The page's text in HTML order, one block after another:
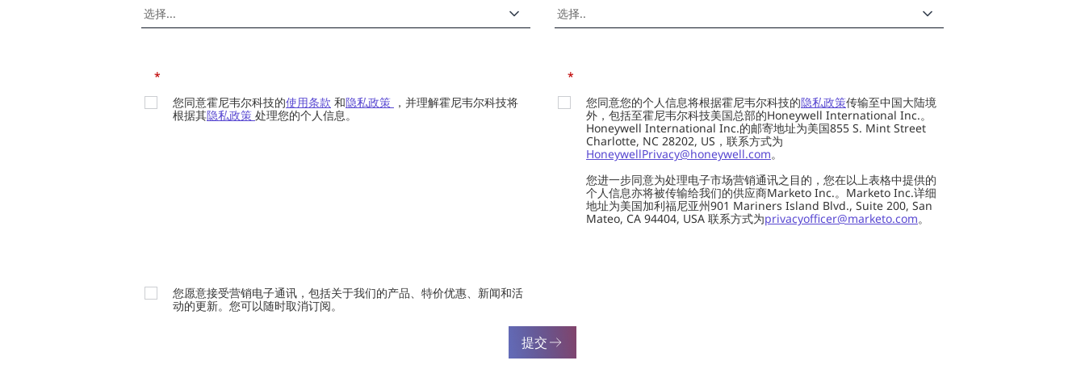
*
您同意霍尼韦尔科技的使用条款 和隐私政策 ，并理解霍尼韦尔科技将
根据其隐私政策 处理您的个人信息。
*
您同意您的个人信息将根据霍尼韦尔科技的隐私政策传输至中国大陆境
外，包括至霍尼韦尔科技美国总部的Honeywell International Inc.。
Honeywell International Inc.的邮寄地址为美国855 S. Mint Street
Charlotte, NC 28202, US，联系方式为
HoneywellPrivacy@honeywell.com。
您进一步同意为处理电子市场营销通讯之目的，您在以上表格中提供的
个人信息亦将被传输给我们的供应商Marketo Inc.。Marketo Inc.详细
地址为美国加利福尼亚州901 Mariners Island Blvd., Suite 200, San
Mateo, CA 94404, USA 联系方式为privacyofficer@marketo.com。
您愿意接受营销电子通讯，包括关于我们的产品、特价优惠、新闻和活
动的更新。您可以随时取消订阅。
提交